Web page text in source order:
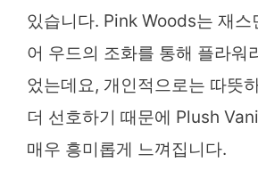
있습니다. Pink Woods는 재스
어 우드의 조화를 통해 플라워
었는데요, 개인적으로는 따뜻
더 선호하기 때문에 Plush
매우 흥미롭게 느껴집니다.